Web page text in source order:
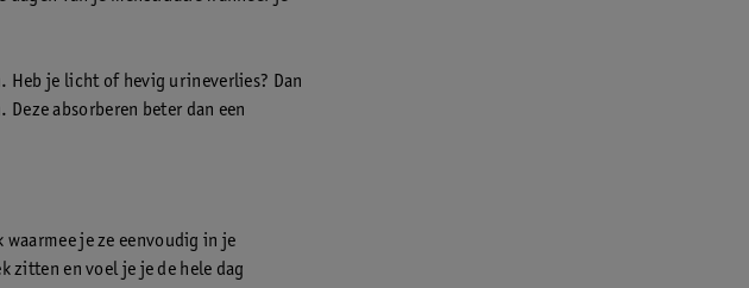
Heb je licht of hevig urineverlies? Dan
Deze absorberen beter dan een
je ze eenvoudig in je
zitten en voel je je de hele dag